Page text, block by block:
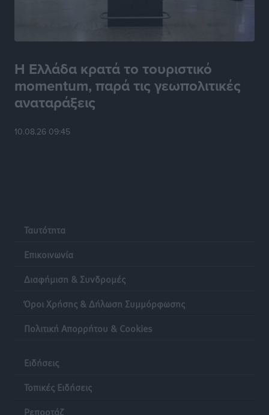
Η Ελλάδα κρατά το τουριστικό
momentum, παρά τις γεωπολιτικές
αναταράξεις
10.08.26 09:45
Ταυτότητα
Επικοινωνία
Διαφήμιση & Συνδρομές
Όροι Χρήσης & Δήλωση Συμμόρφωσης
Πολιτική Απορρήτου & Cookies
Ειδήσεις
Τοπικές Ειδήσεις
Ρεπορτάζ